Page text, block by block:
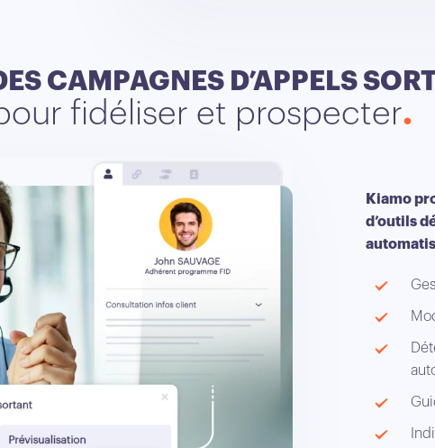
CAMPAGNES D’APPELS
fidéliser et prospecter
Kiamo
d’outils